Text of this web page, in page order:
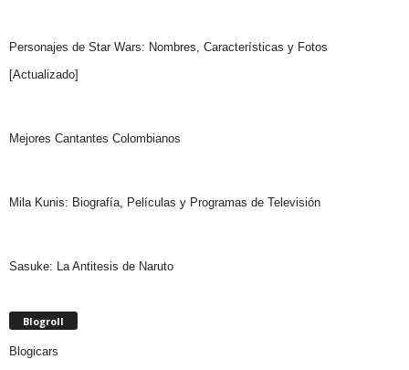
Personajes de Star Wars: Nombres, Características y Fotos
[Actualizado]
Mejores Cantantes Colombianos
Mila Kunis: Biografía, Películas y Programas de Televisión
Sasuke: La Antitesis de Naruto
Blogroll
Blogicars